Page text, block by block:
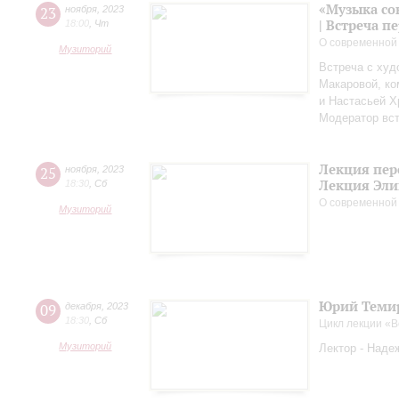
23 ноября 2023
18:00 Чт
Музиторий
«Музыка
| Встреча
О
Встреча с
Макаровой,
и Настасьей
Модератор
25 ноября 2023
18:30 Сб
Музиторий
Лекция
Лекция
О
09 декабря 2023
18:30 Сб
Музиторий
Юрий
Цикл лекции
Лектор -